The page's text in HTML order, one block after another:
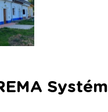
Systém